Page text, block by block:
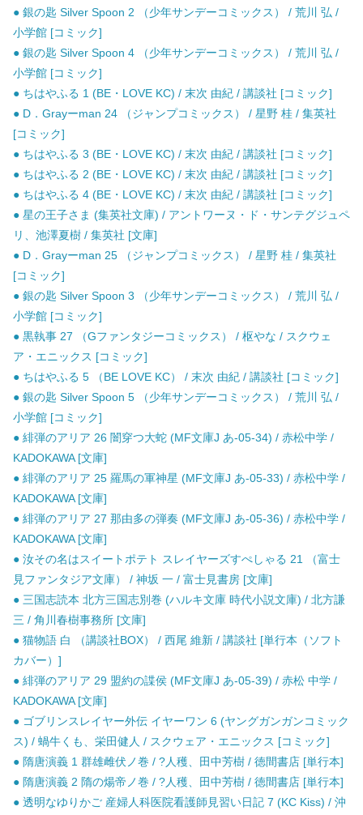
● 銀の匙 Silver Spoon 2 （少年サンデーコミックス） / 荒川 弘 /
小学館 [コミック]
● 銀の匙 Silver Spoon 4 （少年サンデーコミックス） / 荒川 弘 /
小学館 [コミック]
● ちはやふる 1 (BE・LOVE KC) / 末次 由紀 / 講談社 [コミック]
● D．Grayーman 24 （ジャンプコミックス） / 星野 桂 / 集英社
[コミック]
● ちはやふる 3 (BE・LOVE KC) / 末次 由紀 / 講談社 [コミック]
● ちはやふる 2 (BE・LOVE KC) / 末次 由紀 / 講談社 [コミック]
● ちはやふる 4 (BE・LOVE KC) / 末次 由紀 / 講談社 [コミック]
● 星の王子さま (集英社文庫) / アントワーヌ・ド・サンテグジュペ
リ、池澤夏樹 / 集英社 [文庫]
● D．Grayーman 25 （ジャンプコミックス） / 星野 桂 / 集英社
[コミック]
● 銀の匙 Silver Spoon 3 （少年サンデーコミックス） / 荒川 弘 /
小学館 [コミック]
● 黒執事 27 （Gファンタジーコミックス） / 枢やな / スクウェ
ア・エニックス [コミック]
● ちはやふる 5 （BE LOVE KC） / 末次 由紀 / 講談社 [コミック]
● 銀の匙 Silver Spoon 5 （少年サンデーコミックス） / 荒川 弘 /
小学館 [コミック]
● 緋弾のアリア 26 闇穿つ大蛇 (MF文庫J あ-05-34) / 赤松中学 /
KADOKAWA [文庫]
● 緋弾のアリア 25 羅馬の軍神星 (MF文庫J あ-05-33) / 赤松中学 /
KADOKAWA [文庫]
● 緋弾のアリア 27 那由多の弾奏 (MF文庫J あ-05-36) / 赤松中学 /
KADOKAWA [文庫]
● 汝その名はスイートポテト スレイヤーズすぺしゃる 21 （富士
見ファンタジア文庫） / 神坂 一 / 富士見書房 [文庫]
● 三国志読本 北方三国志別巻 (ハルキ文庫 時代小説文庫) / 北方謙
三 / 角川春樹事務所 [文庫]
● 猫物語 白 （講談社BOX） / 西尾 維新 / 講談社 [単行本（ソフト
カバー）]
● 緋弾のアリア 29 盟約の諜侯 (MF文庫J あ-05-39) / 赤松 中学 /
KADOKAWA [文庫]
● ゴブリンスレイヤー外伝 イヤーワン 6 (ヤングガンガンコミック
ス) / 蝸牛くも、栄田健人 / スクウェア・エニックス [コミック]
● 隋唐演義 1 群雄雌伏ノ巻 / ?人穫、田中芳樹 / 徳間書店 [単行本]
● 隋唐演義 2 隋の煬帝ノ巻 / ?人穫、田中芳樹 / 徳間書店 [単行本]
● 透明なゆりかご 産婦人科医院看護師見習い日記 7 (KC Kiss) / 沖